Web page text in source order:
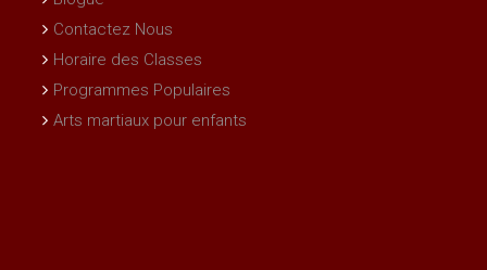
Contactez Nous
Horaire des Classes
Programmes Populaires
Arts martiaux pour enfants